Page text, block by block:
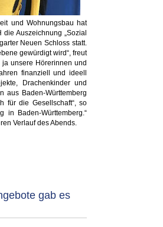
und Wohnungsbau hat
Auszeichnung „Sozial
Neuen Schloss statt.
gewürdigt wird“, freut
unsere Hörerinnen und
finanziell und ideell
Drachenkinder und
aus Baden-Württemberg
für die Gesellschaft“, so
in Baden-Württemberg.“
Verlauf des Abends.
gab es